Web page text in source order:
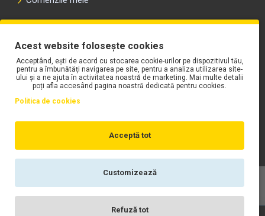
Copyright © WORK Motors
Acest website folosește cookies
Acceptând, ești de acord cu stocarea cookie-urilor pe dispozitivul tău,
pentru a îmbunătăți navigarea pe site, pentru a analiza utilizarea site-
ului și a ne ajuta în activitatea noastră de marketing. Mai multe detalii
poți afla accesând pagina noastră dedicată pentru cookies.
Politica de cookies
Acceptă tot
Customizează
Refuză tot